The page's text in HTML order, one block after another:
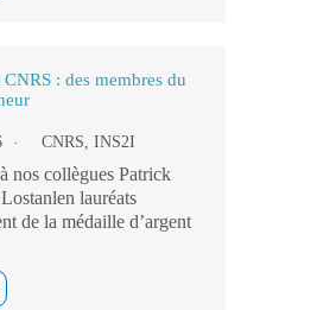
: des membres du
CNRS, INS2I
nos collègues Patrick
lauréats
de la médaille d’argent